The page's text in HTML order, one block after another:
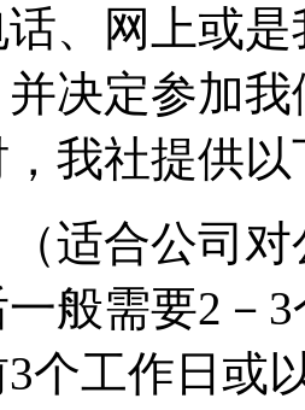
、网上或
决定参加
我社提供
适合公司
般需要2－
个工作日或